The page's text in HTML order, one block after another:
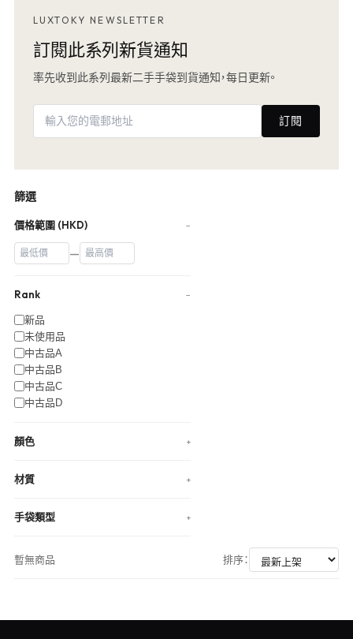
LUXTOKY NEWSLETTER
訂閱此系列新貨通知
率先收到此系列最新二手手袋到貨通知，每日更新。
訂閱
篩選
價格範圍 (HKD) −
—
Rank −
新品
未使用品
中古品A
中古品B
中古品C
中古品D
顏色 +
材質 +
手袋類型 +
暫無商品 排序：